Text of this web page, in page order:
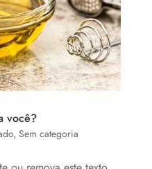
você?
, Sem categoria